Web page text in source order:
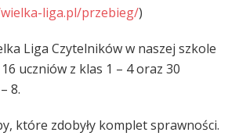
liga.pl/przebieg/)
Liga Czytelników w naszej szkole
uczniów z klas 1 – 4 oraz 30
8.
które zdobyły komplet sprawności.